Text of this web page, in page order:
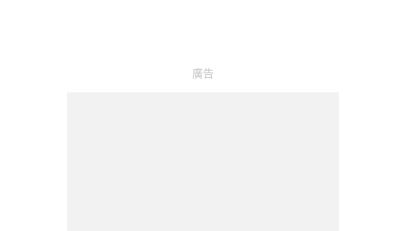
廣告